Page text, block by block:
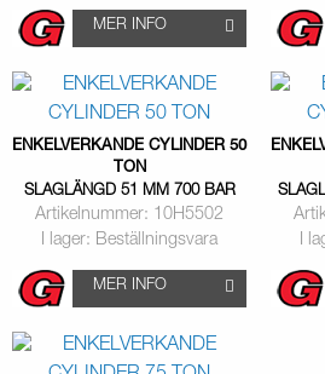
MER INFO
ENKELVERKANDE CYLINDER 50
TON
SLAGLÄNGD 51 MM 700 BAR
Artikelnummer: 10H5502
I lager: Beställningsvara
MER INFO
I